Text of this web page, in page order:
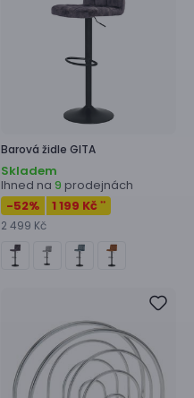
Barová židle GITA
Skladem
Ihned na 9 prodejnách
-52% 1 199 Kč **
2 499 Kč